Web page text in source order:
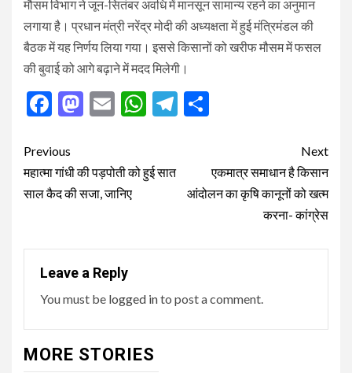
मौसम विभाग ने जून-सितंबर अवधि में मानसून सामान्य रहने का अनुमान
लगाया है। प्रधान मंत्री नरेंद्र मोदी की अध्यक्षता में हुई मंत्रिमंडल की
बैठक में यह निर्णय लिया गया। इससे किसानों को खरीफ मौसम में फसल
की बुवाई को आगे बढ़ाने में मदद मिलेगी।
Facebook
Mastodon
EmailWhatsApp
Telegram
Post
navigation
Previous
महात्मा गांधी की पड़पोती को हुई सात
साल कैद की सजा, जानिए
Next
एकमात्र समाधान है किसान
आंदोलन का कृषि कानूनों को खत्म
करना- कांग्रेस
Leave a Reply
You must be logged into post a comment.
MORE STORIES